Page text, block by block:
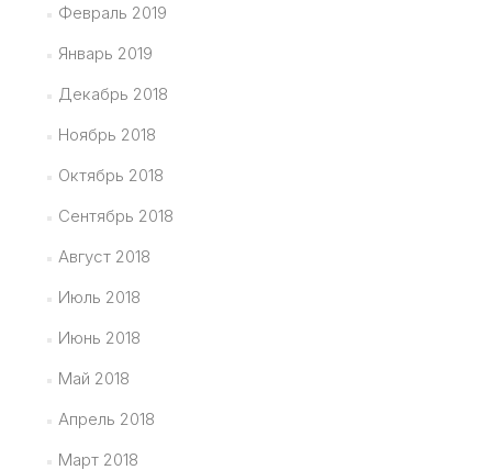
Февраль 2019
Январь 2019
Декабрь 2018
Ноябрь 2018
Октябрь 2018
Сентябрь 2018
Август 2018
Июль 2018
Июнь 2018
Май 2018
Апрель 2018
Март 2018